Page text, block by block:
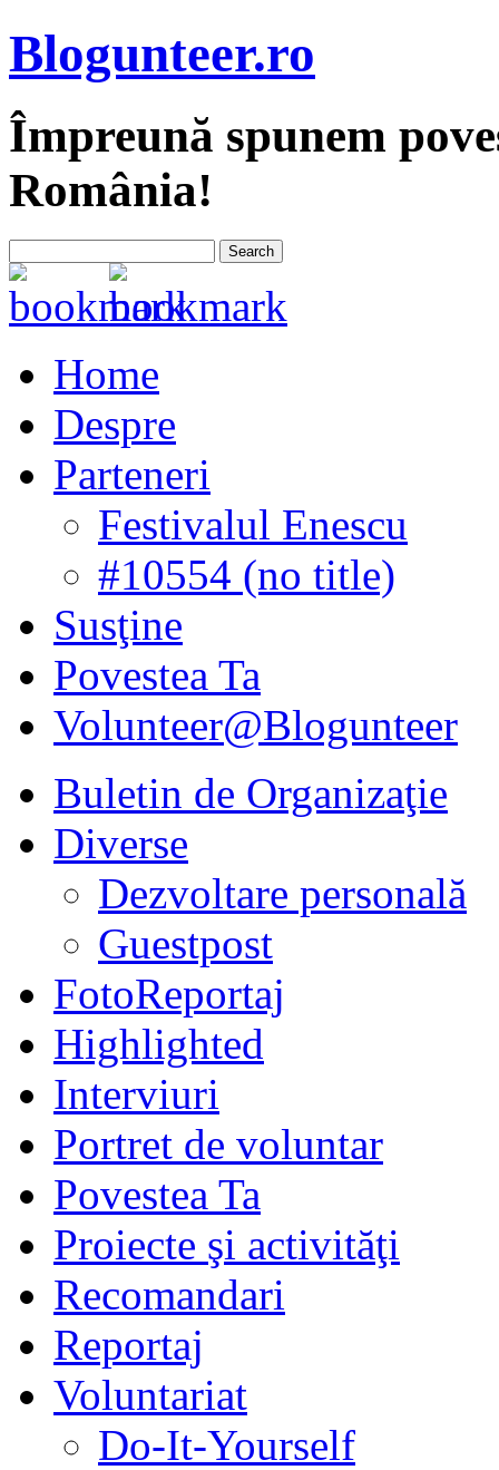
Blogunteer.ro
Împreună spunem
România!
Home
Despre
Parteneri
Festivalul Enescu
#10554 (no title)
Susţine
Povestea Ta
Volunteer@Blogunteer
Buletin de Organizaţie
Diverse
Dezvoltare personală
Guestpost
FotoReportaj
Highlighted
Interviuri
Portret de voluntar
Povestea Ta
Proiecte şi activităţi
Recomandari
Reportaj
Voluntariat
Do-It-Yourself